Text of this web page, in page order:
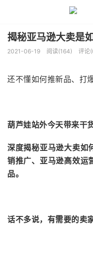
揭秘亚马逊大卖是
2021-06-19 阅读(164) 评论
还不懂如何推新品、打
葫芦娃站外今天带来干货
深度揭秘亚马逊大卖如
销推广、亚马逊高效运
品。
话不多说，有需要的卖